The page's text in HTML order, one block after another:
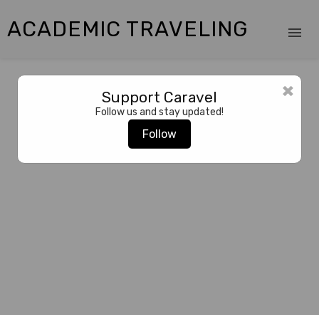
×
Support Caravel
Follow us and stay updated!
Follow
ACADEMIC TRAVELING